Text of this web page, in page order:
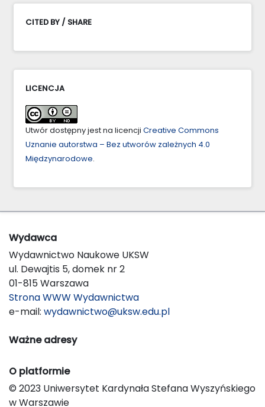
CITED BY / SHARE
LICENCJA
Utwór dostępny jest na licencji Creative Commons
Uznanie autorstwa – Bez utworów zależnych 4.0
Międzynarodowe.
Wydawca
Wydawnictwo Naukowe UKSW
ul. Dewajtis 5, domek nr 2
01-815 Warszawa
Strona WWW Wydawnictwa
e-mail: wydawnictwo@uksw.edu.pl
Ważne adresy
O platformie
© 2023 Uniwersytet Kardynała Stefana Wyszyńskiego
w Warszawie